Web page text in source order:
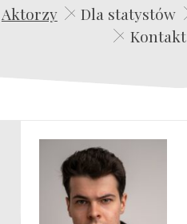
Aktorzy Dla statystów
Kontakt